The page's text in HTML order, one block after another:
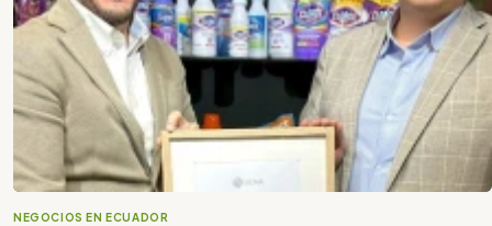
NEGOCIOS EN ECUADOR